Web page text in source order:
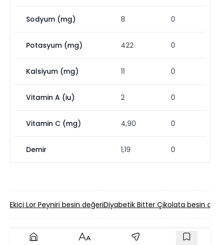
Sodyum (mg) 8 0
Potasyum (mg) 422 0
Kalsiyum (mg) 11 0
Vitamin A (iu) 2 0
Vitamin C (mg) 4,90 0
Demir 1,19 0
Ekici Lor Peyniri besin değeriDiyabetik Bitter Çikolata besin